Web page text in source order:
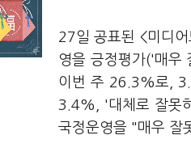
27일 공표된 <미디
영을 긍정평가('매
이번 주 26.3%로,
3.4%, '대체로 잘못
국정운영을 "매우 잘